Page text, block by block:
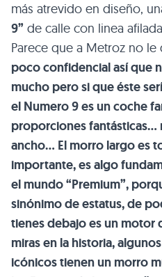
más atrevido en diseño,
9” de calle con linea
Parece que a Metroz no le
poco confidencial así que
mucho pero si que éste
el Numero 9 es un coche
proporciones fantásticas…
ancho… El morro largo es
importante, es algo
el mundo “Premium”,
sinónimo de estatus, de
tienes debajo es un motor
miras en la historia,
icónicos tienen un morro